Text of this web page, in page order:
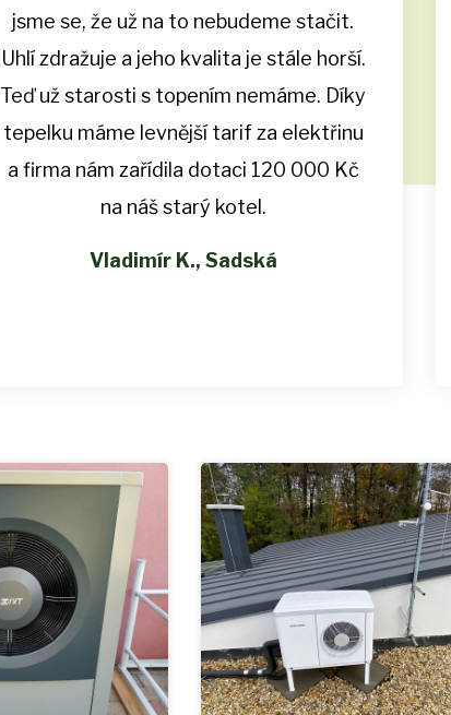
jsme se, že už na to nebudeme stačit.
Uhlí zdražuje a jeho kvalita je stále horší.
Teď už starosti s topením nemáme. Díky
tepelku máme levnější tarif za elektřinu
a firma nám zařídila dotaci 120 000 Kč
na náš starý kotel.
Vladimír K., Sadská